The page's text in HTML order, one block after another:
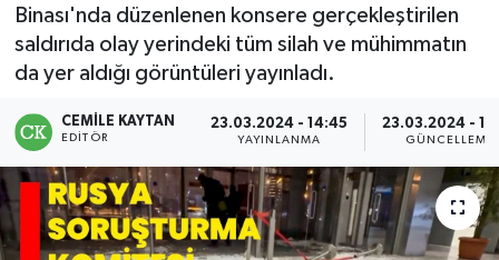
Binası'nda düzenlenen konsere gerçekleştirilen
saldırıda olay yerindeki tüm silah ve mühimmatın
da yer aldığı görüntüleri yayınladı.
CEMILE KAYTAN
EDITÖR
23.03.2024 - 14:45
YAYINLANMA
23.03.2024 -
GÜNCELLEME